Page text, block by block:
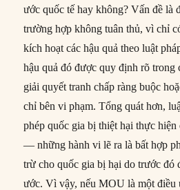
ước quốc tế hay không? Vấn đề là
trường hợp không tuân thủ, vì chỉ
kích hoạt các hậu quả theo luật
hậu quả đó được quy định rõ
giải quyết tranh chấp ràng buộc
chỉ bên vi phạm. Tổng quát hơn,
phép quốc gia bị thiệt hại thực hiện
— những hành vi lẽ ra là bất hợp
trừ cho quốc gia bị hại do trước đó
ước. Vì vậy, nếu MOU là một điều